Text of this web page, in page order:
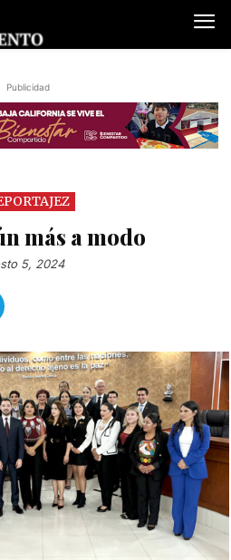
Publicidad
más a modo
5, 2024